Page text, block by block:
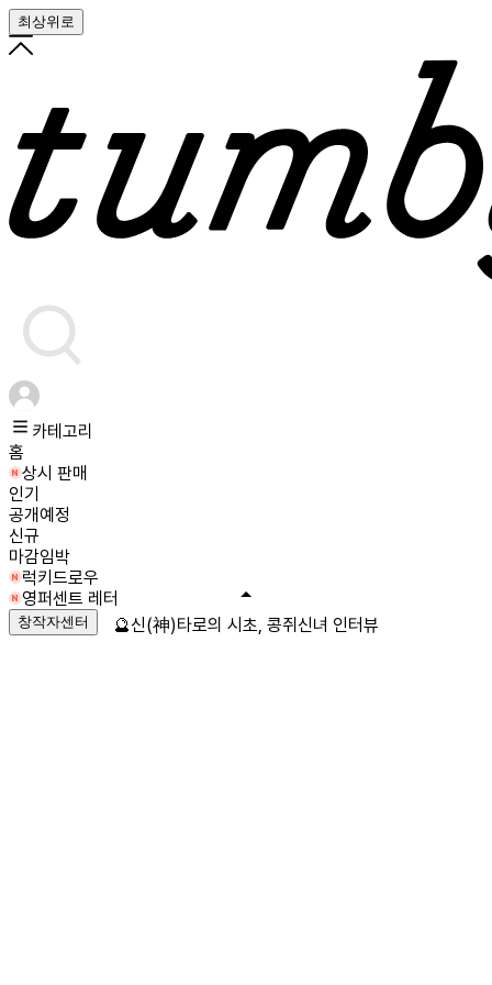
최상위로
카테고리
홈
상시 판매
인기
공개예정
신규
마감임박
럭키드로우
영퍼센트 레터
창작자센터 🔮신(神)타로의 시초, 콩쥐신녀 인터뷰